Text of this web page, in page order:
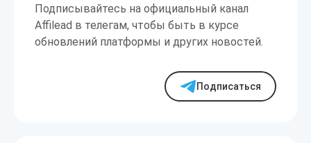
Подписывайтесь на официальный канал
Affilead в телегам, чтобы быть в курсе
обновлений платформы и других новостей.
Подписаться